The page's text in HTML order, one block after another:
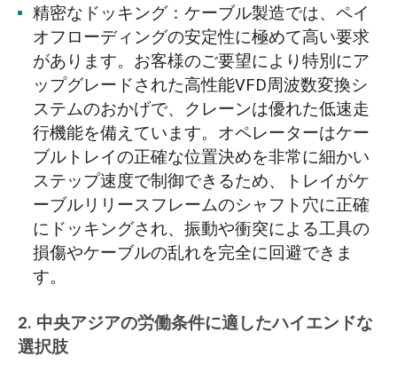
精密なドッキング：ケーブル製造では、ペイ
オフローディングの安定性に極めて高い要求
があります。お客様のご要望により特別にア
ップグレードされた高性能VFD周波数変換シ
ステムのおかげで、クレーンは優れた低速走
行機能を備えています。オペレーターはケー
ブルトレイの正確な位置決めを非常に細かい
ステップ速度で制御できるため、トレイがケ
ーブルリリースフレームのシャフト穴に正確
にドッキングされ、振動や衝突による工具の
損傷やケーブルの乱れを完全に回避できま
す。
2. 中央アジアの労働条件に適したハイエンドな
選択肢